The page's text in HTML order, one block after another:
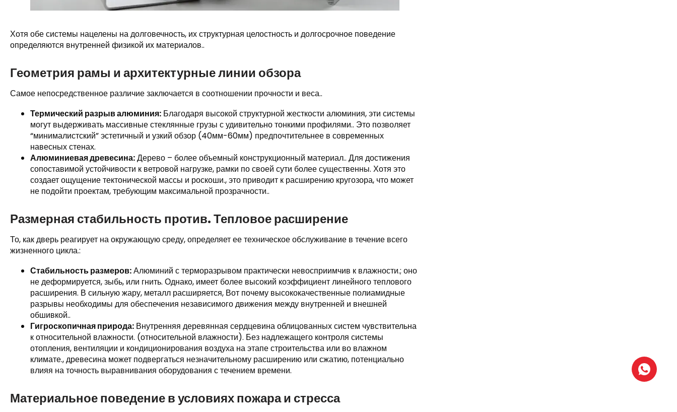
Хотя обе системы нацелены на долговечность, их структурная целостность и долгосрочное поведение
определяются внутренней физикой их материалов..
Геометрия рамы и архитектурные линии обзора
Самое непосредственное различие заключается в соотношении прочности и веса..
Термический разрыв алюминия: Благодаря высокой структурной жесткости алюминия, эти системы
могут выдерживать массивные стеклянные грузы с удивительно тонкими профилями.. Это позволяет
“минималистский” эстетичный и узкий обзор (40мм-60мм) предпочтительнее в современных
навесных стенах.
Алюминиевая древесина:Дерево – более объемный конструкционный материал.. Для достижения
сопоставимой устойчивости к ветровой нагрузке, рамки по своей сути более существенны. Хотя это
создает ощущение тектонической массы и роскоши., это приводит к расширению кругозора, что может
не подойти проектам, требующим максимальной прозрачности..
Размерная стабильность против. Тепловое расширение
То, как дверь реагирует на окружающую среду, определяет ее техническое обслуживание в течение всего
жизненного цикла.:
Стабильность размеров:Алюминий с терморазрывом практически невосприимчив к влажности.; оно
не деформируется, зыбь, или гнить. Однако, имеет более высокий коэффициент линейного теплового
расширения. В сильную жару, металл расширяется, Вот почему высококачественные полиамидные
разрывы необходимы для обеспечения независимого движения между внутренней и внешней
обшивкой..
Гигроскопичная природа: Внутренняя деревянная сердцевина облицованных систем чувствительна
к относительной влажности. (относительной влажности). Без надлежащего контроля системы
отопления, вентиляции и кондиционирования воздуха на этапе строительства или во влажном
климате., древесина может подвергаться незначительному расширению или сжатию, потенциально
влияя на точность выравнивания оборудования с течением времени.
Материальное поведение в условиях пожара и стресса